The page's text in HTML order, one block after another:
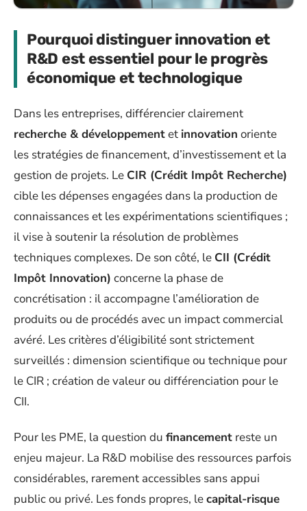
Pourquoi distinguer innovation et
R&D est essentiel pour le progrès
économique et technologique
Dans les entreprises, différencier clairement
recherche & développementet innovation oriente
les stratégies de financement, d’investissement et la
gestion de projets. Le CIR (Crédit Impôt Recherche)
cible les dépenses engagées dans la production de
connaissances et les expérimentations scientifiques ;
il vise à soutenir la résolution de problèmes
techniques complexes. De son côté, le CII (Crédit
Impôt Innovation) concerne la phase de
concrétisation : il accompagne l’amélioration de
produits ou de procédés avec un impact commercial
avéré. Les critères d’éligibilité sont strictement
surveillés : dimension scientifique ou technique pour
le CIR ; création de valeur ou différenciation pour le
CII.
Pour les PME, la question du financement reste un
enjeu majeur. La R&D mobilise des ressources parfois
considérables, rarement accessibles sans appui
public ou privé. Les fonds propres, lecapital-risque